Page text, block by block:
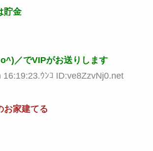
貯金
／でVIPがお送りします
16:19:23.ｳﾝｺ ID:ve8ZzvNj0.net
お家建てる